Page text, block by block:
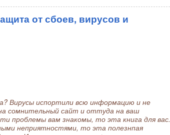
от сбоев, вирусов и
Вирусы испортили всю информацию и не
сомнительный сайт и оттуда на ваш
проблемы вам знакомы, то эта книга для вас.
неприятностями, то эта полезнпая